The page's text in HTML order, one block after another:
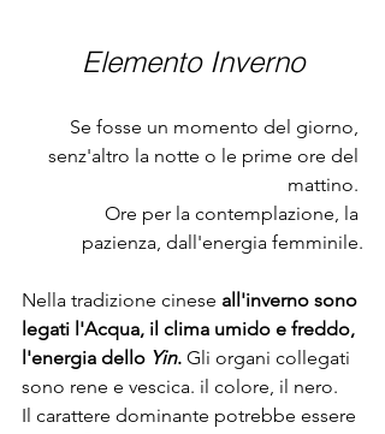
Elemento Inverno
Se fosse un momento del giorno,
senz'altro la notte o le prime ore del
mattino.
Ore per la contemplazione, la
pazienza, dall'energia femminile.
Nella tradizione cinese all'inverno sono
legati l'Acqua, il clima umido e freddo,
l'energia dello Yin. Gli organi collegati
sono rene e vescica. il colore, il nero.
Il carattere dominante potrebbe essere